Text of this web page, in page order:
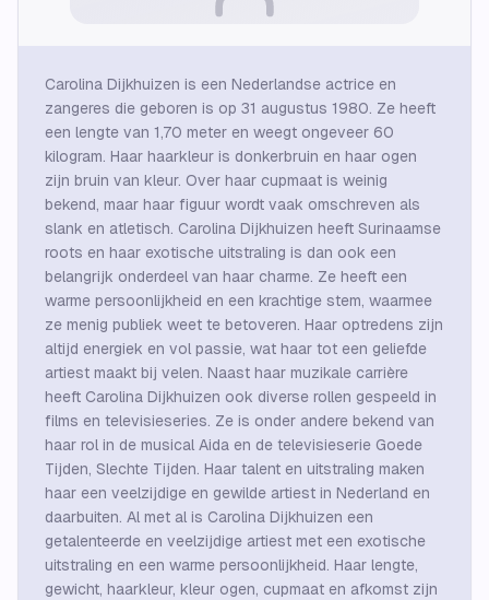
Carolina Dijkhuizen is een Nederlandse actrice en
zangeres die geboren is op 31 augustus 1980. Ze heeft
een lengte van 1,70 meter en weegt ongeveer 60
kilogram. Haar haarkleur is donkerbruin en haar ogen
zijn bruin van kleur. Over haar cupmaat is weinig
bekend, maar haar figuur wordt vaak omschreven als
slank en atletisch. Carolina Dijkhuizen heeft Surinaamse
roots en haar exotische uitstraling is dan ook een
belangrijk onderdeel van haar charme. Ze heeft een
warme persoonlijkheid en een krachtige stem, waarmee
ze menig publiek weet te betoveren. Haar optredens zijn
altijd energiek en vol passie, wat haar tot een geliefde
artiest maakt bij velen. Naast haar muzikale carrière
heeft Carolina Dijkhuizen ook diverse rollen gespeeld in
films en televisieseries. Ze is onder andere bekend van
haar rol in de musical Aida en de televisieserie Goede
Tijden, Slechte Tijden. Haar talent en uitstraling maken
haar een veelzijdige en gewilde artiest in Nederland en
daarbuiten. Al met al is Carolina Dijkhuizen een
getalenteerde en veelzijdige artiest met een exotische
uitstraling en een warme persoonlijkheid. Haar lengte,
gewicht, haarkleur, kleur ogen, cupmaat en afkomst zijn